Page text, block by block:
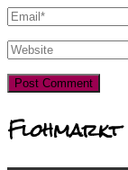
Flohmarkt